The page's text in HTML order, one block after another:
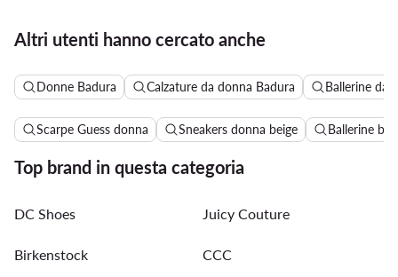
Altri utenti hanno cercato anche
Donne Badura Calzature da donna Badura Ballerine da
Scarpe Guess donna Sneakers donna beige Ballerine
Top brand in questa categoria
DC Shoes Juicy Couture
Birkenstock CCC